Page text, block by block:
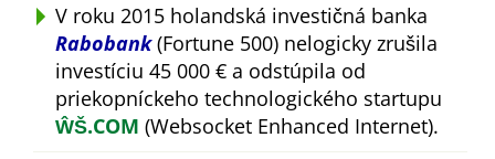
V roku 2015 holandská investičná banka
Rabobank(Fortune 500) nelogicky zrušila
investíciu 45 000 € a odstúpila od
priekopníckeho technologického startupu
ŴŠ.COM (Websocket Enhanced Internet).